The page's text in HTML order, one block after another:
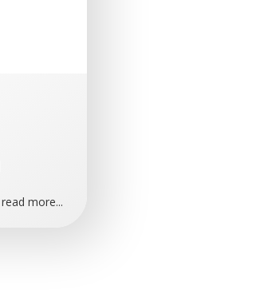
read more...